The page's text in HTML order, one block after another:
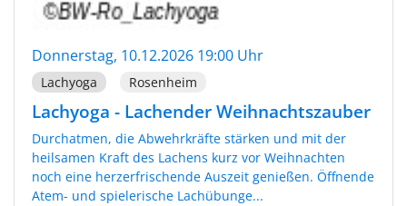
Donnerstag, 10.12.2026 19:00 Uhr
Lachyoga Rosenheim
Lachyoga - Lachender Weihnachtszauber
Durchatmen, die Abwehrkräfte stärken und mit der
heilsamen Kraft des Lachens kurz vor Weihnachten
noch eine herzerfrischende Auszeit genießen. Öffnende
Atem- und spielerische Lachübunge...